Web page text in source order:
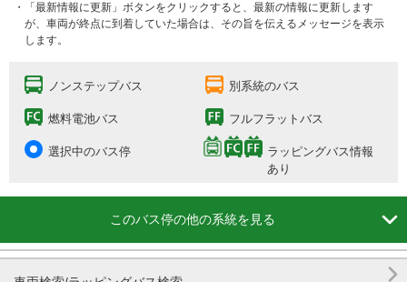
・「最新情報に更新」ボタンをクリックすると、最新の情報に更新します
が、車両が終点に到着していた場合は、その旨を伝えるメッセージを表示
します。
ノンステップバス 別系統のバス
燃料電池バス フルフラットバス
選択中のバス停
ラッピングバス情報
あり
このバス停の他の系統を見る 
